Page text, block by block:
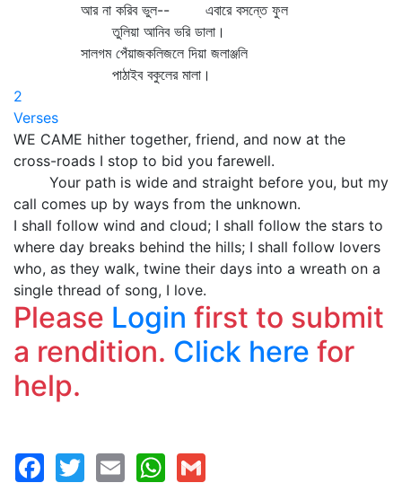
আর না করিব ভুল-- এবারে বসন্তে ফুল
তুলিয়া আনিব ভরি ডালা।
সালগম পেঁয়াজকলিজলে দিয়া জলাঞ্জলি
পাঠাইব বকুলের মালা।
2
Verses
WE CAME hither together, friend, and now at the
cross-roads I stop to bid you farewell.
Your path is wide and straight before you, but my
call comes up by ways from the unknown.
I shall follow wind and cloud; I shall follow the stars to
where day breaks behind the hills; I shall follow lovers
who, as they walk, twine their days into a wreath on a
single thread of song, I love.
Please Login first to submit
a rendition. Click here for
help.